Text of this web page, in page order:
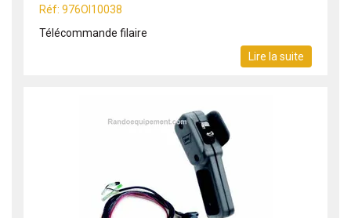
Réf: 976OI10038
Télécommande filaire
Lire la suite